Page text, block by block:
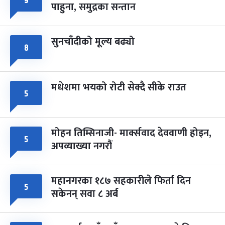
चैत्र ८, २०८३-Mar 22, 2027
पाहुना, समुद्रका सन्तान
८ सुनचाँदीको मूल्य बढ्यो
५ मधेशमा भयको रोटी सेक्दै सीके राउत
५ मोहन तिम्सिनाजी- मार्क्सवाद देववाणी होइन,
अपव्याख्या नगरौं
५ महानगरका १८७ सहकारीले फिर्ता दिन
सकेनन् सवा ८ अर्ब